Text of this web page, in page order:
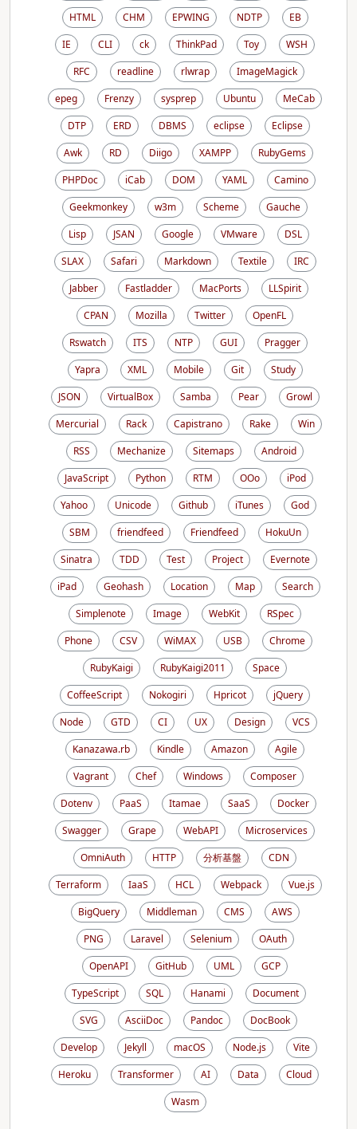
HTML
CHM EPWING NDTP
EB
IE
CLI ck ThinkPad Toy
WSH
RFC
readline rlwrap
ImageMagick
epeg
Frenzy sysprep Ubuntu
MeCab
DTP
ERD DBMS eclipse
Eclipse
Awk
RD Diigo XAMPP
RubyGems
PHPDoc
iCab DOM YAML
Camino
Geekmonkey
w3m Scheme
Gauche
Lisp
JSAN Google VMware
DSL
SLAX
Safari Markdown Textile
IRC
Jabber
Fastladder MacPorts
LLSpirit
CPAN
Mozilla Twitter
OpenFL
Rswatch
ITS NTP GUI
Pragger
Yapra
XML Mobile Git
Study
JSON
VirtualBox Samba Pear
Growl
Mercurial
Rack Capistrano Rake
Win
RSS
Mechanize Sitemaps
Android
JavaScript
Python RTM OOo
iPod
Yahoo
Unicode Github iTunes
God
SBM
friendfeed Friendfeed
HokuUn
Sinatra
TDD Test Project
Evernote
iPad
Geohash Location Map
Search
Simplenote
Image WebKit
RSpec
Phone
CSV WiMAX USB
Chrome
RubyKaigi
RubyKaigi2011
Space
CoffeeScript
Nokogiri Hpricot
jQuery
Node
GTD CI UX Design
VCS
Kanazawa.rb
Kindle Amazon
Agile
Vagrant
Chef Windows
Composer
Dotenv
PaaS Itamae SaaS
Docker
Swagger
Grape WebAPI
Microservices
OmniAuth
HTTP 分析基盤
CDN
Terraform
IaaS HCL Webpack
Vue.js
BigQuery
Middleman CMS
AWS
PNG
Laravel Selenium
OAuth
OpenAPI
GitHub UML
GCP
TypeScript
SQL Hanami
Document
SVG
AsciiDoc Pandoc
DocBook
Develop
Jekyll macOS Node.js
Vite
Heroku
Transformer AI Data
Cloud
Wasm